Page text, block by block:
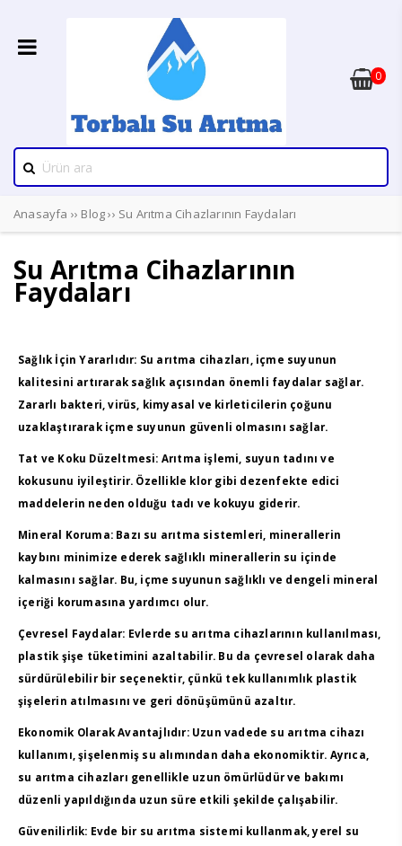
0
Anasayfa ›› Blog›› Su Arıtma Cihazlarının Faydaları
Su Arıtma Cihazlarının
Faydaları
Sağlık İçin Yararlıdır: Su arıtma cihazları, içme suyunun
kalitesini artırarak sağlık açısından önemli faydalar sağlar.
Zararlı bakteri, virüs, kimyasal ve kirleticilerin çoğunu
uzaklaştırarak içme suyunun güvenli olmasını sağlar.
Tat ve Koku Düzeltmesi: Arıtma işlemi, suyun tadını ve
kokusunu iyileştirir. Özellikle klor gibi dezenfekte edici
maddelerin neden olduğu tadı ve kokuyu giderir.
Mineral Koruma: Bazı su arıtma sistemleri, minerallerin
kaybını minimize ederek sağlıklı minerallerin su içinde
kalmasını sağlar. Bu, içme suyunun sağlıklı ve dengeli mineral
içeriği korumasına yardımcı olur.
Çevresel Faydalar: Evlerde su arıtma cihazlarının kullanılması,
plastik şişe tüketimini azaltabilir. Bu da çevresel olarak daha
sürdürülebilir bir seçenektir, çünkü tek kullanımlık plastik
şişelerin atılmasını ve geri dönüşümünü azaltır.
Ekonomik Olarak Avantajlıdır: Uzun vadede su arıtma cihazı
kullanımı, şişelenmiş su alımından daha ekonomiktir. Ayrıca,
su arıtma cihazları genellikle uzun ömürlüdür ve bakımı
düzenli yapıldığında uzun süre etkili şekilde çalışabilir.
Güvenilirlik: Evde bir su arıtma sistemi kullanmak, yerel su